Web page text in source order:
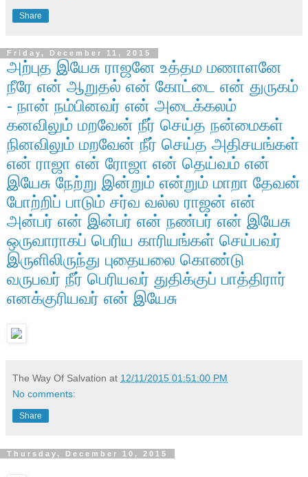
Share
Friday, December 11, 2015
அற்புத இயேசு ராஜனே உத்தம மணாளனே
நீரே என் ஆறுதல் என் கோட்டை என் துருகம்
- நான் நம்பினவர் என் அடைக்கலம்
கனவிலும் மறவேன் நீர் செய்த நன்மைகள்
நினவிலும் மறவேன் நீர் செய்த அதிசயங்கள்
என் ராஜா என் ரோஜா என் தெய்வம் என்
இயேசு நேற்று இன்றும் என்றும் மாறா தேவன்
போற்றிப் பாடும் சர்வ வல்ல ராஜன் என்
அன்பர் என் இன்பர் என் நண்பர் என் இயேசு
ஒருவாராகப் பெரிய காரியங்கள் செய்பவர்
இருளிலிருந்து புதையலை கொண்டு
வருபவர் நீர் பெரியவர் துதிக்குப் பாத்திரார்
எனக்குரியவர் என் இயேசு
The Way Of Salvation at 12/11/2015 01:51:00 PM
No comments:
Share
Thursday, December 10, 2015